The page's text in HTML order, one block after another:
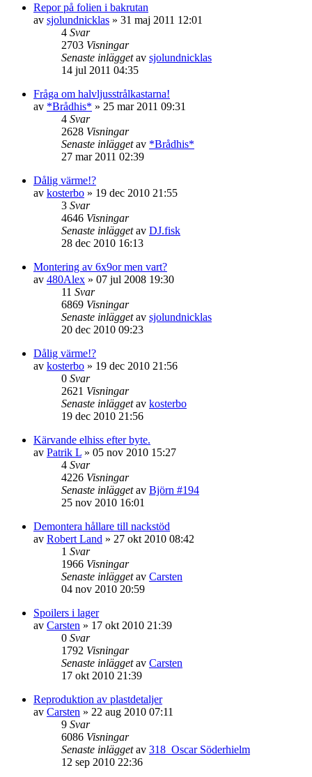
Repor på folien i bakrutan
av sjolundnicklas » 31 maj 2011 12:01
4 Svar
2703 Visningar
Senaste inläggetav sjolundnicklas
14 jul 2011 04:35
Fråga om halvljusstrålkastarna!
av *Brådhis* » 25 mar 2011 09:31
4 Svar
2628 Visningar
Senaste inläggetav *Brådhis*
27 mar 2011 02:39
Dålig värme!?
av kosterbo » 19 dec 2010 21:55
3 Svar
4646 Visningar
Senaste inläggetav DJ.fisk
28 dec 2010 16:13
Montering av 6x9or men vart?
av 480Alex » 07 jul 2008 19:30
11 Svar
6869 Visningar
Senaste inläggetav sjolundnicklas
20 dec 2010 09:23
Dålig värme!?
av kosterbo » 19 dec 2010 21:56
0 Svar
2621 Visningar
Senaste inläggetav kosterbo
19 dec 2010 21:56
Kärvande elhiss efter byte.
av Patrik L » 05 nov 2010 15:27
4 Svar
4226 Visningar
Senaste inläggetav Björn #194
25 nov 2010 16:01
Demontera hållare till nackstöd
av Robert Land » 27 okt 2010 08:42
1 Svar
1966 Visningar
Senaste inläggetav Carsten
04 nov 2010 20:59
Spoilers i lager
av Carsten » 17 okt 2010 21:39
0 Svar
1792 Visningar
Senaste inläggetav Carsten
17 okt 2010 21:39
Reproduktion av plastdetaljer
av Carsten » 22 aug 2010 07:11
9 Svar
6086 Visningar
Senaste inläggetav 318_Oscar Söderhielm
12 sep 2010 22:36